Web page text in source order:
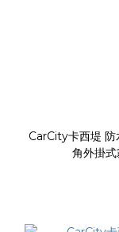
CarCity卡西堤 防
角外掛